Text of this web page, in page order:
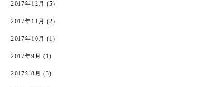
2017年12月 (5)
2017年11月 (2)
2017年10月 (1)
2017年9月 (1)
2017年8月 (3)